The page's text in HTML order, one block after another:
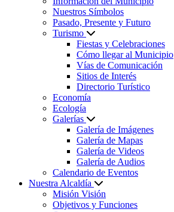
Nuestros Símbolos
Pasado, Presente y Futuro
Turismo
Fiestas y Celebraciones
Cómo llegar al Municipio
Vías de Comunicación
Sitios de Interés
Directorio Turístico
Economía
Ecología
Galerías
Galería de Imágenes
Galería de Mapas
Galería de Videos
Galería de Audios
Calendario de Eventos
Nuestra Alcaldía
Misión Visión
Objetivos y Funciones